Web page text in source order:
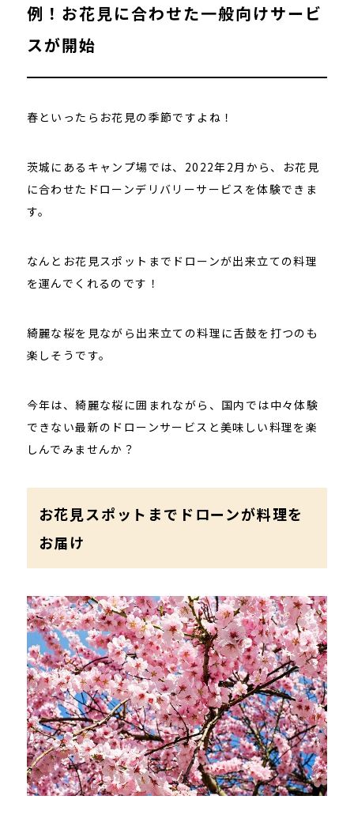
例！お花見に合わせた一般向けサービ
スが開始
春といったらお花見の季節ですよね！
茨城にあるキャンプ場では、2022年2月から、お花見
に合わせたドローンデリバリーサービスを体験できま
す。
なんとお花見スポットまでドローンが出来立ての料理
を運んでくれるのです！
綺麗な桜を見ながら出来立ての料理に舌鼓を打つのも
楽しそうです。
今年は、綺麗な桜に囲まれながら、国内では中々体験
できない最新のドローンサービスと美味しい料理を楽
しんでみませんか？
お花見スポットまでドローンが料理を
お届け